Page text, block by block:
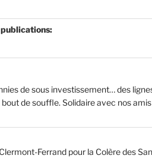
de sous investissement… des
bout de souffle. Solidaire avec nos
Ferrand pour la Colère des